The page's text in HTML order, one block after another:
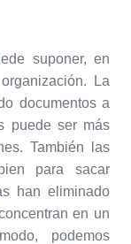
suponer, en
La
documentos a
puede ser más
También las
para sacar
han eliminado
en un
podemos